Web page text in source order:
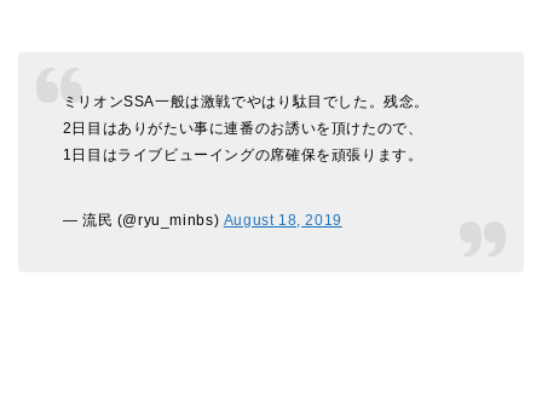
ミリオンSSA一般は激戦でやはり駄目でした。残念。
2日目はありがたい事に連番のお誘いを頂けたので、
1日目はライブビューイングの席確保を頑張ります。
— 流民 (@ryu_minbs) August 18, 2019